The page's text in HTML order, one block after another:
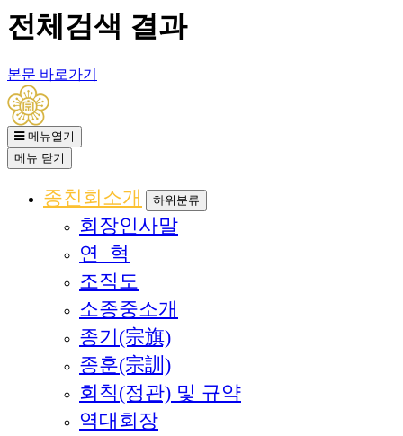
전체검색 결과
본문 바로가기
메뉴열기
메뉴 닫기
종친회소개 하위분류
회장인사말
연 혁
조직도
소종중소개
종기(宗旗)
종훈(宗訓)
회칙(정관) 및 규약
역대회장